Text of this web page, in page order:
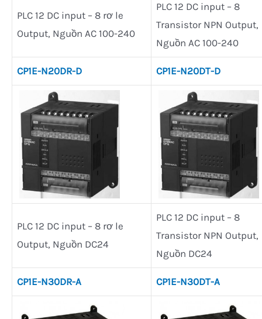
PLC 12 DC input – 8 rơ le
Output, Nguồn AC 100-240
PLC 12 DC input – 8
Transistor NPN Output,
Nguồn AC 100-240
CP1E-N20DR-D CP1E-N20DT-D
PLC 12 DC input – 8 rơ le
Output, Nguồn DC24
PLC 12 DC input – 8
Transistor NPN Output,
Nguồn DC24
CP1E-N30DR-A CP1E-N30DT-A